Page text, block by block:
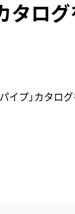
タロ
プ」カタロ